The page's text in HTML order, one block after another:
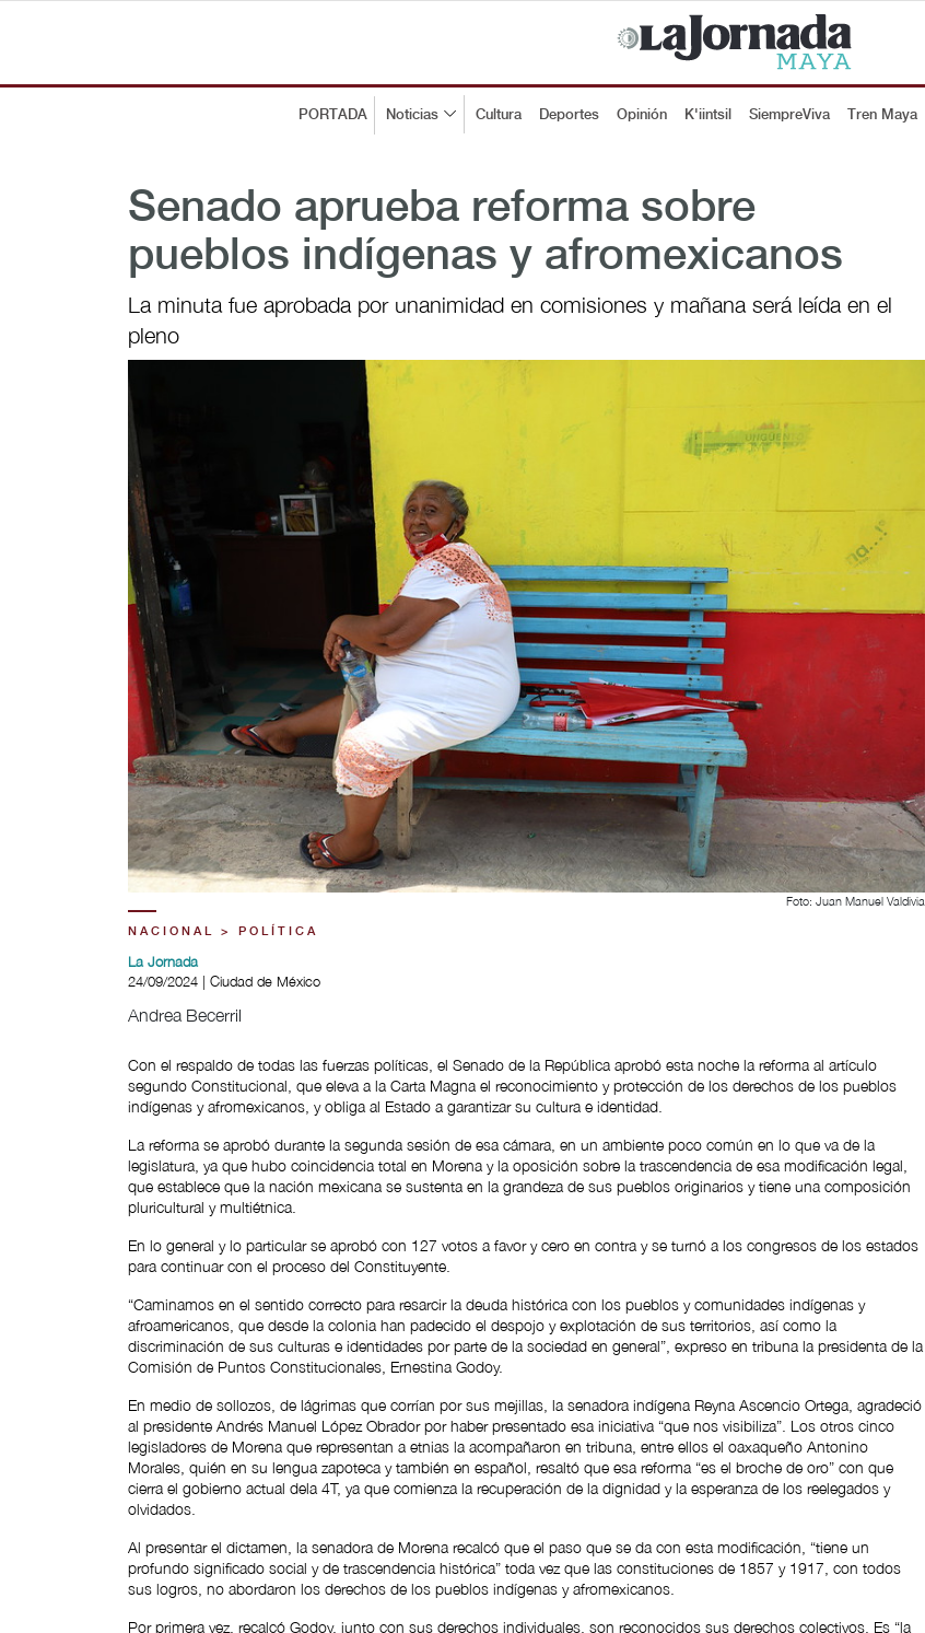
PORTADA Noticias Cultura Deportes Opinión K'iintsil SiempreViva Tren Maya
Senado aprueba reforma sobre
pueblos indígenas y afromexicanos
La minuta fue aprobada por unanimidad en comisiones y mañana será leída en el
pleno
Foto: Juan Manuel Valdivia
NACIONAL > POLÍTICA
La Jornada
24/09/2024 | Ciudad de México
Andrea Becerril
Con el respaldo de todas las fuerzas políticas, el Senado de la República aprobó esta noche la reforma al artículo
segundo Constitucional, que eleva a la Carta Magna el reconocimiento y protección de los derechos de los pueblos
indígenas y afromexicanos, y obliga al Estado a garantizar su cultura e identidad.
La reforma se aprobó durante la segunda sesión de esa cámara, en un ambiente poco común en lo que va de la
legislatura, ya que hubo coincidencia total en Morena y la oposición sobre la trascendencia de esa modificación legal,
que establece que la nación mexicana se sustenta en la grandeza de sus pueblos originarios y tiene una composición
pluricultural y multiétnica.
En lo general y lo particular se aprobó con 127 votos a favor y cero en contra y se turnó a los congresos de los estados
para continuar con el proceso del Constituyente.
“Caminamos en el sentido correcto para resarcir la deuda histórica con los pueblos y comunidades indígenas y
afroamericanos, que desde la colonia han padecido el despojo y explotación de sus territorios, así como la
discriminación de sus culturas e identidades por parte de la sociedad en general”, expreso en tribuna la presidenta de la
Comisión de Puntos Constitucionales, Ernestina Godoy.
En medio de sollozos, de lágrimas que corrían por sus mejillas, la senadora indígena Reyna Ascencio Ortega, agradeció
al presidente Andrés Manuel López Obrador por haber presentado esa iniciativa “que nos visibiliza”. Los otros cinco
legisladores de Morena que representan a etnias la acompañaron en tribuna, entre ellos el oaxaqueño Antonino
Morales, quién en su lengua zapoteca y también en español, resaltó que esa reforma “es el broche de oro” con que
cierra el gobierno actual dela 4T, ya que comienza la recuperación de la dignidad y la esperanza de los reelegados y
olvidados.
Al presentar el dictamen, la senadora de Morena recalcó que el paso que se da con esta modificación, “tiene un
profundo significado social y de trascendencia histórica” toda vez que las constituciones de 1857 y 1917, con todos
sus logros, no abordaron los derechos de los pueblos indígenas y afromexicanos.
Por primera vez, recalcó Godoy, junto con sus derechos individuales, son reconocidos sus derechos colectivos. Es “la